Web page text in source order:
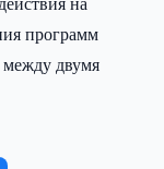
программ
между двумя